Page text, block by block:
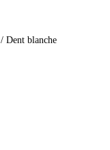
/ Dent blanche